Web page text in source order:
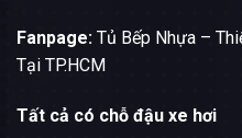
Fanpage: Tủ Bếp Nhựa –
Tại TP.HCM
Tất cả có chỗ đậu xe hơi